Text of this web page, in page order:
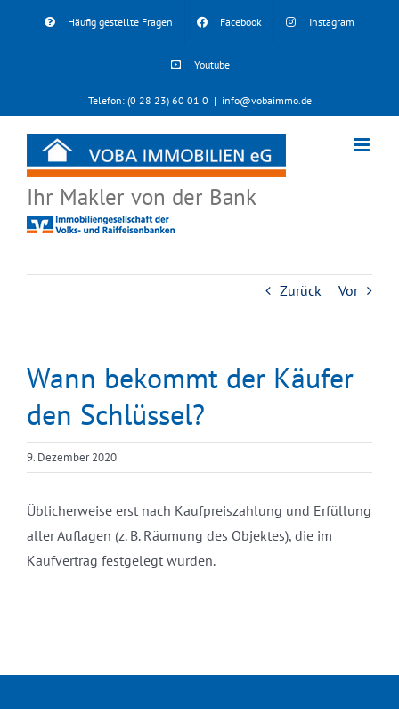
Häufig gestellte Fragen Facebook Instagram
Youtube
Telefon: (0 28 23) 60 01 0 | info@vobaimmo.de
Ihr Makler von der Bank
Zurück Vor
Wann bekommt der Käufer
den Schlüssel?
9. Dezember 2020
Üblicherweise erst nach Kaufpreiszahlung und Erfüllung
aller Auflagen (z. B. Räumung des Objektes), die im
Kaufvertrag festgelegt wurden.